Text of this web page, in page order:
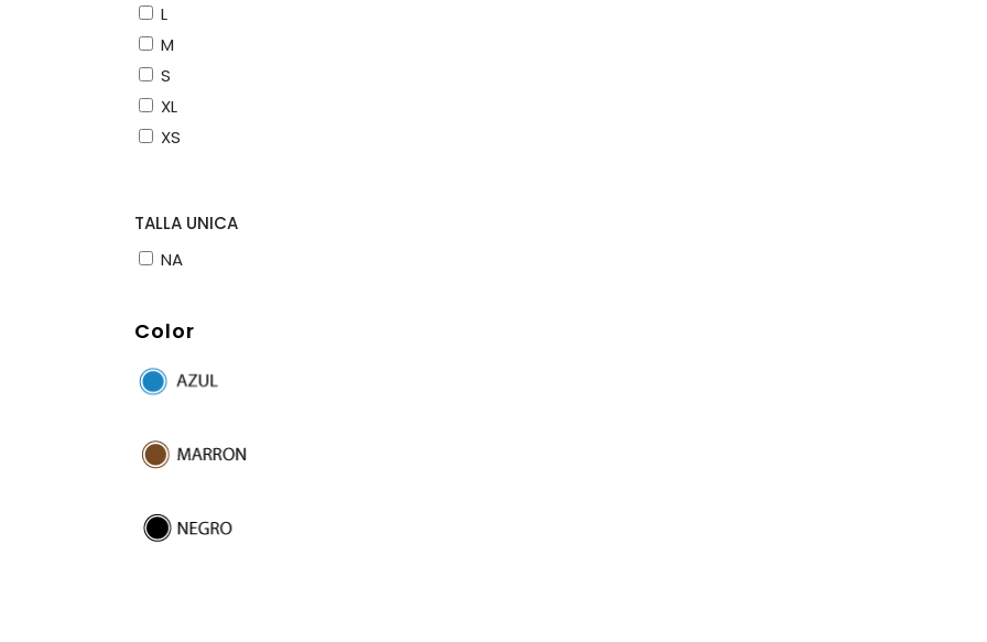
L
M
S
XL
XS
TALLA UNICA
NA
Color